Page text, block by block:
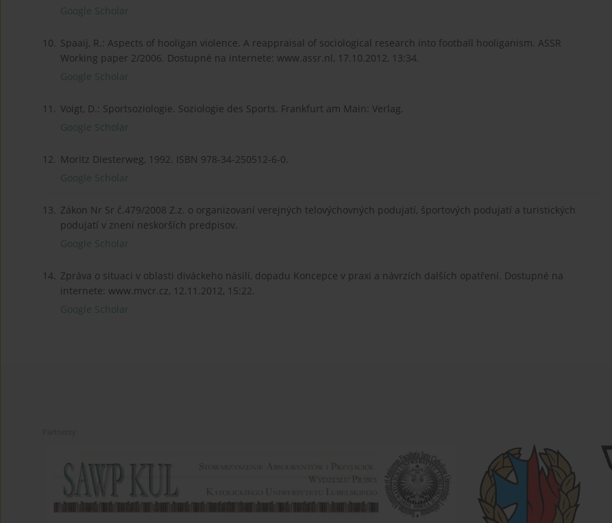
Google Scholar
10. Spaaij, R.: Aspects of hooligan violence. A reappraisal of sociological research into football hooliganism. ASSR
Working paper 2/2006. Dostupné na internete: www.assr.nl, 17.10.2012, 13:34.
Google Scholar
11. Voigt, D.: Sportsoziologie. Soziologie des Sports. Frankfurt am Main: Verlag.
Google Scholar
12. Moritz Diesterweg, 1992. ISBN 978-34-250512-6-0.
Google Scholar
13. Zákon Nr Sr č.479/2008 Z.z. o organizovaní verejných telovýchovných podujatí, športových podujatí a turistických
podujatí v znení neskorších predpisov.
Google Scholar
14. Zpráva o situaci v oblasti diváckeho násilí, dopadu Koncepce v praxi a návrzích dalších opatření. Dostupné na
internete: www.mvcr.cz, 12.11.2012, 15:22.
Google Scholar